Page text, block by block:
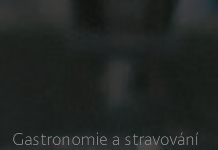
Gastronomie a stravování